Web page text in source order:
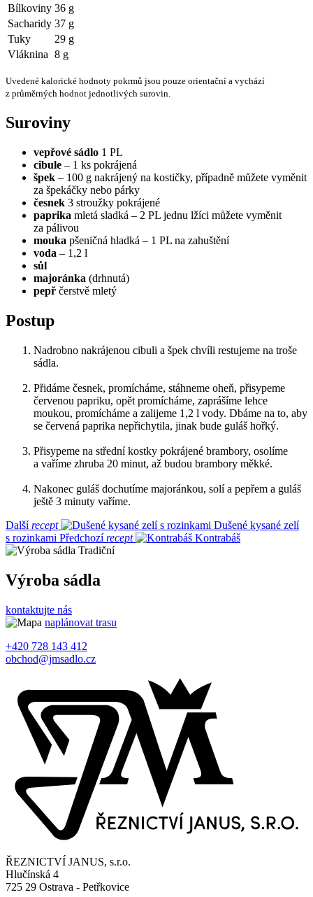
Bílkoviny 36 g
Sacharidy 37 g
Tuky
29 g
Vláknina 8 g
Uvedené kalorické hodnoty pokrmů jsou pouze orientační a vychází
z průměrných hodnot jednotlivých surovin.
Suroviny
vepřové sádlo 1 PL
cibule – 1 ks pokrájená
špek – 100 g nakrájený na kostičky, případně můžete vyměnit
za špekáčky nebo párky
česnek 3 stroužky pokrájené
paprika mletá sladká – 2 PL jednu lžíci můžete vyměnit
za pálivou
mouka pšeničná hladká – 1 PL na zahuštění
voda – 1,2 l
sůl
majoránka (drhnutá)
pepř čerstvě mletý
Postup
Nadrobno nakrájenou cibuli a špek chvíli restujeme na troše
sádla.
Přidáme česnek, promícháme, stáhneme oheň, přisypeme
červenou papriku, opět promícháme, zaprášíme lehce
moukou, promícháme a zalijeme 1,2 l vody. Dbáme na to, aby
se červená paprika nepřichytila, jinak bude guláš hořký.
Přisypeme na střední kostky pokrájené brambory, osolíme
a vaříme zhruba 20 minut, až budou brambory měkké.
Nakonec guláš dochutíme majoránkou, solí a pepřem a guláš
ještě 3 minuty vaříme.
Dalšírecept
Dušené kysané zelí
s rozinkami Předchozírecept
Kontrabáš
Tradiční
Výroba sádla
kontaktujte nás
naplánovat trasu
+420 728 143 412
obchod@jmsadlo.cz
ŘEZNICTVÍ JANUS, s.r.o.
Hlučínská 4
725 29 Ostrava - Petřkovice